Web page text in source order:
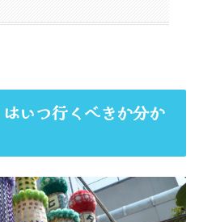
いつ行くべきか分か